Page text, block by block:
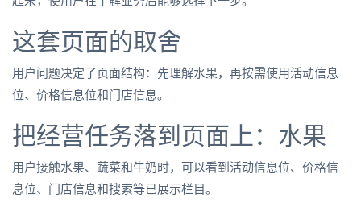
这套页面的取舍
用户问题决定了页面结构：先理解水果，再按需使用活动信息
位、价格信息位和门店信息。
把经营任务落到页面上：水果
用户接触水果、蔬菜和牛奶时，可以看到活动信息位、价格信
息位、门店信息和搜索等已展示栏目。